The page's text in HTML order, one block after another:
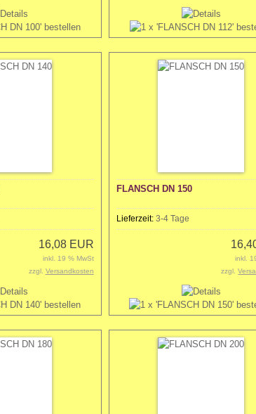
16,08 EUR
inkl. 19 % MwSt
zzgl. Versandkosten
FLANSCH DN 150
Lieferzeit: 3-4 Tage
inkl.
zzgl.